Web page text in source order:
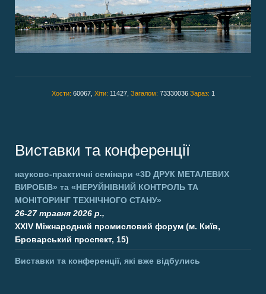
Хости: 60067, Хіти: 11427, Загалом: 73330036 Зараз: 1
Виставки та конференції
науково-практичні семінари «3D ДРУК МЕТАЛЕВИХ
ВИРОБІВ» та «НЕРУЙНІВНИЙ КОНТРОЛЬ ТА
МОНІТОРИНГ ТЕХНІЧНОГО СТАНУ»
26-27 травня 2026 р.,
XXIV Міжнародний промисловий форум (м. Київ,
Броварський проспект, 15)
Виставки та конференції, які вже відбулись